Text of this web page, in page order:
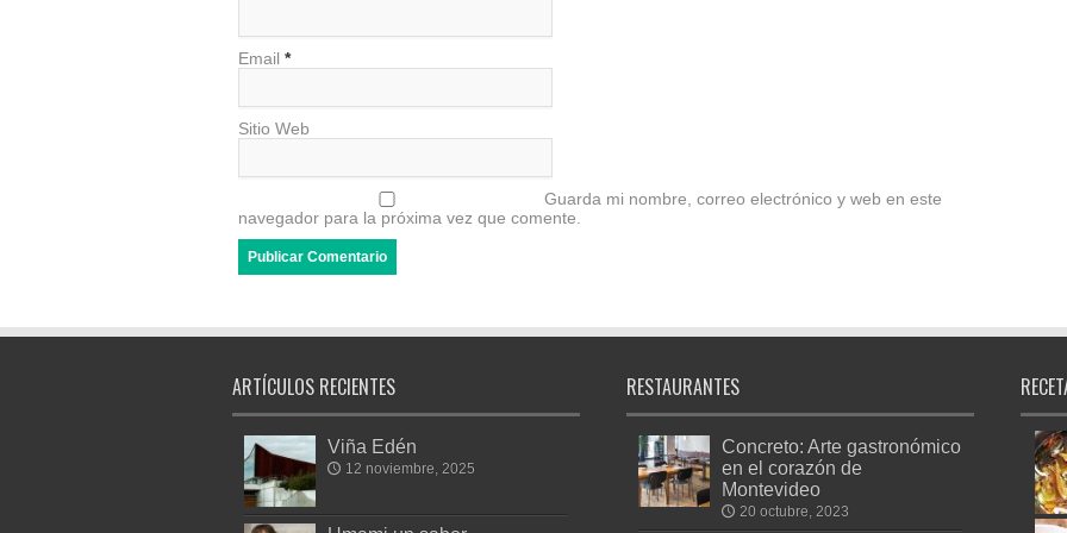
Email *
Sitio Web
Guarda mi nombre, correo electrónico y web en este
navegador para la próxima vez que comente.
ARTÍCULOS RECIENTES
Viña Edén
12 noviembre, 2025
RESTAURANTES
Concreto: Arte gastronómico
en el corazón de
Montevideo
20 octubre, 2023